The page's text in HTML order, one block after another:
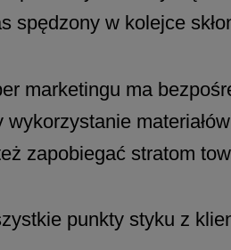
spędzony w kolejce
marketingu ma
zapobiegać stratom
punkty styku z